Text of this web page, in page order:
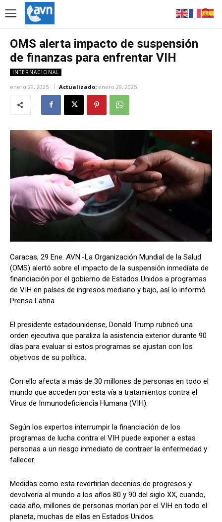
OMS alerta impacto de suspensión
de finanzas para enfrentar VIH
INTERNACIONAL
enero 29, 2025 Actualizado: enero 29, 2025
Caracas, 29 Ene. AVN.-La Organización Mundial de la Salud
(OMS) alertó sobre el impacto de la suspensión inmediata de
financiación por el gobierno de Estados Unidos a programas
de VIH en países de ingresos mediano y bajo, así lo informó
Prensa Latina.
El presidente estadounidense, Donald Trump rubricó una
orden ejecutiva que paraliza la asistencia exterior durante 90
días para evaluar si estos programas se ajustan con los
objetivos de su política.
Con ello afecta a más de 30 millones de personas en todo el
mundo que acceden por esta vía a tratamientos contra el
Virus de Inmunodeficiencia Humana (VIH).
Según los expertos interrumpir la financiación de los
programas de lucha contra el VIH puede exponer a estas
personas a un riesgo inmediato de contraer la enfermedad y
fallecer.
Medidas como esta revertirían decenios de progresos y
devolvería al mundo a los años 80 y 90 del siglo XX, cuando,
cada año, millones de personas morían por el VIH en todo el
planeta, muchas de ellas en Estados Unidos.